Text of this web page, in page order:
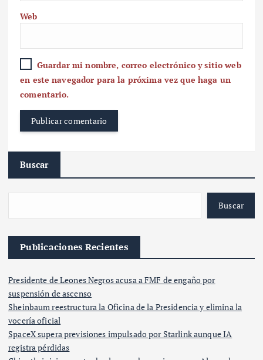
Web
Guardar mi nombre, correo electrónico y sitio web
en este navegador para la próxima vez que haga un
comentario.
Buscar
Buscar
Publicaciones Recientes
Presidente de Leones Negros acusa a FMF de engaño por
suspensión de ascenso
Sheinbaum reestructura la Oficina de la Presidencia y elimina la
vocería oficial
SpaceX supera previsiones impulsado por Starlink aunque IA
registra pérdidas